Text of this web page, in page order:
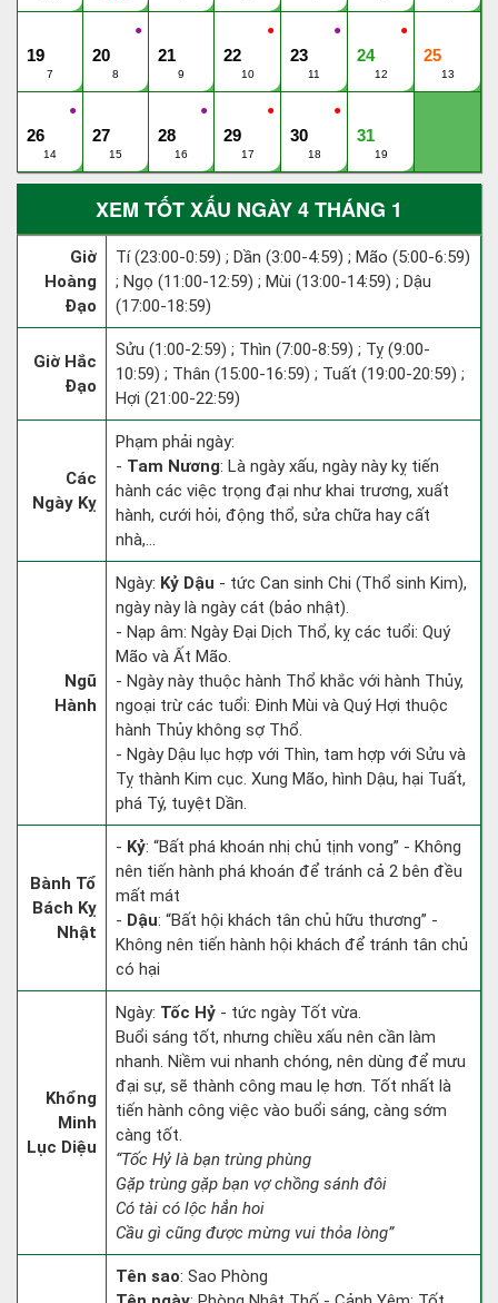
19
7
●
20
8
21
9
●
22
10
●
23
11
●
24
12
25
13
●
26
14
27
15
●
28
16
●
29
17
●
30
18
31
19
XEM TỐT XẤU NGÀY 4 THÁNG 1
Giờ
Hoàng
Đạo
Tí (23:00-0:59) ; Dần (3:00-4:59) ; Mão (5:00-6:59)
; Ngọ (11:00-12:59) ; Mùi (13:00-14:59) ; Dậu
(17:00-18:59)
Giờ Hắc
Đạo
Sửu (1:00-2:59) ; Thìn (7:00-8:59) ; Tỵ (9:00-
10:59) ; Thân (15:00-16:59) ; Tuất (19:00-20:59) ;
Hợi (21:00-22:59)
Các
Ngày Kỵ
Phạm phải ngày:
- Tam Nương: Là ngày xấu, ngày này kỵ tiến
hành các việc trọng đại như khai trương, xuất
hành, cưới hỏi, động thổ, sửa chữa hay cất
nhà,...
Ngũ
Hành
Ngày: Kỷ Dậu - tức Can sinh Chi (Thổ sinh Kim),
ngày này là ngày cát (bảo nhật).
- Nạp âm: Ngày Đại Dịch Thổ, kỵ các tuổi: Quý
Mão và Ất Mão.
- Ngày này thuộc hành Thổ khắc với hành Thủy,
ngoại trừ các tuổi: Đinh Mùi và Quý Hợi thuộc
hành Thủy không sợ Thổ.
- Ngày Dậu lục hợp với Thìn, tam hợp với Sửu và
Tỵ thành Kim cục. Xung Mão, hình Dậu, hại Tuất,
phá Tý, tuyệt Dần.
Bành Tổ
Bách Kỵ
Nhật
- Kỷ: “Bất phá khoán nhị chủ tịnh vong” - Không
nên tiến hành phá khoán để tránh cả 2 bên đều
mất mát
- Dậu: “Bất hội khách tân chủ hữu thương” -
Không nên tiến hành hội khách để tránh tân chủ
có hại
Khổng
Minh
Lục Diệu
Ngày: Tốc Hỷ - tức ngày Tốt vừa.
Buổi sáng tốt, nhưng chiều xấu nên cần làm
nhanh. Niềm vui nhanh chóng, nên dùng để mưu
đại sự, sẽ thành công mau lẹ hơn. Tốt nhất là
tiến hành công việc vào buổi sáng, càng sớm
càng tốt.
“Tốc Hỷ là bạn trùng phùng
Gặp trùng gặp bạn vợ chồng sánh đôi
Có tài có lộc hẳn hoi
Cầu gì cũng được mừng vui thỏa lòng”
Tên sao: Sao Phòng